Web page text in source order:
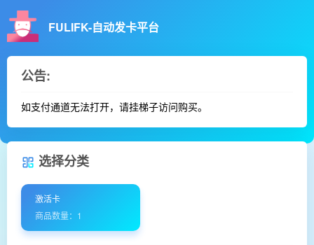
FULIFK-自动发卡平台
公告:
如支付通道无法打开，请挂梯子访问购买。
选择分类
激活卡
商品数量：1